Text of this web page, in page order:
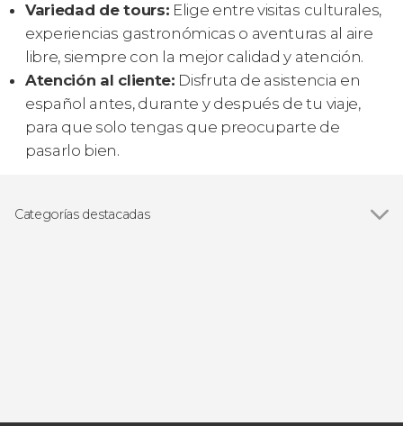
Variedad de tours: Elige entre visitas culturales,
experiencias gastronómicas o aventuras al aire
libre, siempre con la mejor calidad y atención.
Atención al cliente: Disfruta de asistencia en
español antes, durante y después de tu viaje,
para que solo tengas que preocuparte de
pasarlo bien.
Categorías destacadas